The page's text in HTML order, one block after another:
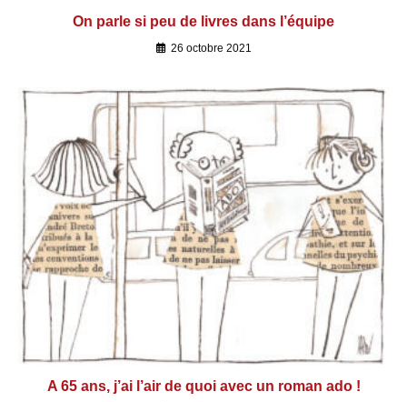
On parle si peu de livres dans l’équipe
26 octobre 2021
A 65 ans, j’ai l’air de quoi avec un roman ado !